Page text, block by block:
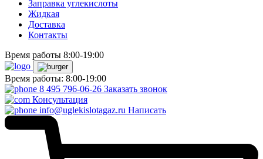
Заправка углекислоты
Жидкая
Доставка
Контакты
Время работы 8:00-19:00
Время работы: 8:00-19:00
8 495 796-06-26 Заказать звонок
Консультация
info@uglekislotagaz.ru Написать